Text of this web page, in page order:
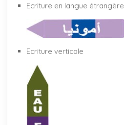
Ecriture en langue étrangère
Ecriture verticale